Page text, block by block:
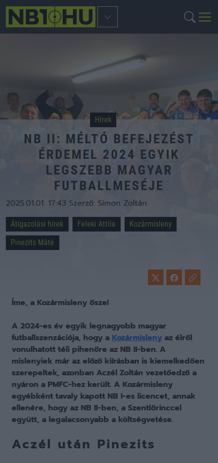
Hírek
NB II: MÉLTÓ BEFEJEZÉST
ÉRDEMEL 2024 EGYIK
LEGSZEBB MAGYAR
FUTBALLMESÉJE
2025.01.01. 17:43 Szerző: Simon Zoltán
Átigazolási hírek Feleki Attila
Kozármisleny
Pinezits Máté
Íme, a Kozármisleny ősze!
A 2024-es év egyik legnagyobb magyar
futballszenzációja, hogy a Kozármisleny az élről
vonulhatott téli pihenőre az NB II-ben. A
mislenyiek már az előző kiírásban is kiemelkedően
szerepeltek, azonban Aczél Zoltán vezetőedző a
nyáron a PMFC-hez került. A Kozármisleny
egyébként tavaly kapott NB I-es licencet, annak
ellenére, hogy az NB II-ben, a Szentlőrinccel
együtt, a legalacsonyabb a költségvetése.
Aczél után Pinezits